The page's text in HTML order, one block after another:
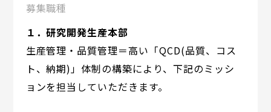
募集職種
１．研究開発生産本部
生産管理・品質管理＝高い「QCD(品質、コス
ト、納期)」体制の構築により、下記のミッシ
ョンを担当していただきます。